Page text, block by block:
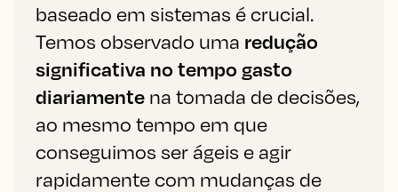
baseado em sistemas é crucial.
Temos observado uma redução
significativa no tempo gasto
diariamente na tomada de decisões,
ao mesmo tempo em que
conseguimos ser ágeis e agir
rapidamente com mudanças de